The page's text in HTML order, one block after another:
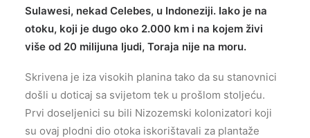
Sulawesi, nekad Celebes, u Indoneziji. Iako je na
otoku, koji je dugo oko 2.000 km i na kojem živi
više od 20 milijuna ljudi, Toraja nije na moru.
Skrivena je iza visokih planina tako da su stanovnici
došli u doticaj sa svijetom tek u prošlom stoljeću.
Prvi doseljenici su bili Nizozemski kolonizatori koji
su ovaj plodni dio otoka iskorištavali za plantaže